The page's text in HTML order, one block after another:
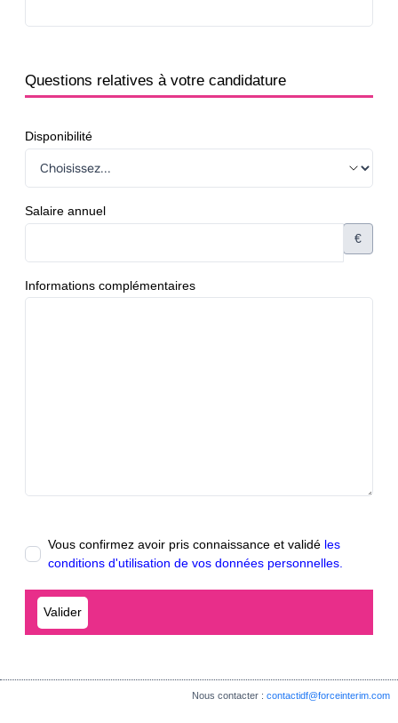
Questions relatives à votre candidature
Disponibilité
Salaire annuel
€
Informations complémentaires
Vous confirmez avoir pris connaissance et validé les
conditions d'utilisation de vos données personnelles.
Nous contacter :contactidf@forceinterim.com